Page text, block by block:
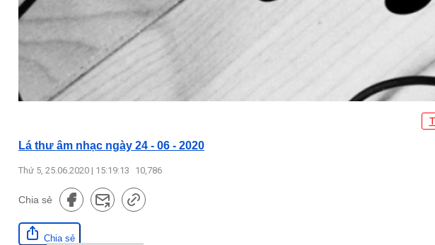
Lá thư âm nhạc ngày 24 - 06 - 2020
Thứ 5, 25.06.2020 | 15:19:13 10,786
Chia sẻ
Chia sẻ